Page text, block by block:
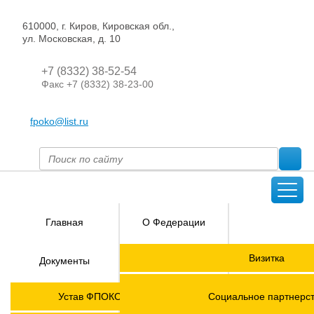
610000, г. Киров, Кировская обл.,
ул. Московская, д. 10
+7 (8332) 38-52-54
Факс +7 (8332) 38-23-00
fpoko@list.ru
Главная О Федерации
Визитка
Документы
Устав ФПОКО с изменениями от 2026 года
Социальное
Членские